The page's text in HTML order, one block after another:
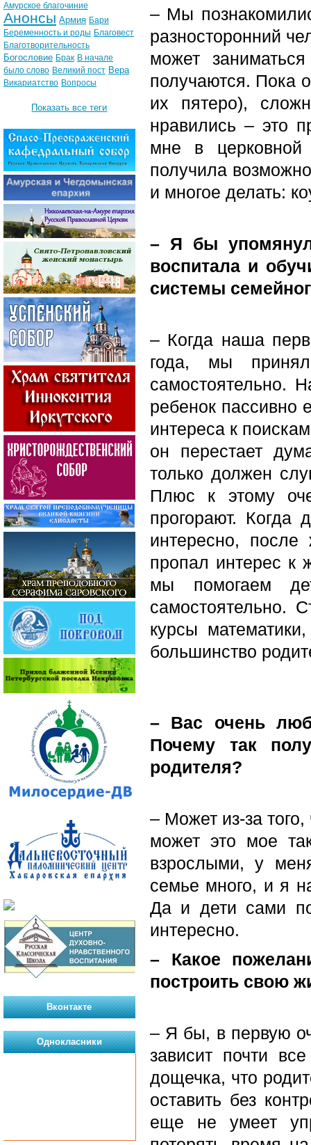
– Мы
разносторонний
может
получаются. Пока
их пятеро),
нравились – это
мне в
получила
и многое делать:
– Я бы
воспитала и
системы
– Когда наша
года, мы
самостоятельно.
ребенок пассивно
интереса к
он перестает
только должен
Плюс к этому
прогорают. Когда
интересно,
пропал интерес к
мы помогаем
самостоятельно.
курсы
большинство
– Вас очень
Почему так
родителя?
– Может из-за
может это мое
взрослыми, у
семье много, и я
Да и дети сами
интересно.
– Какое
построить свою
– Я бы, в первую
зависит почти
дощечка, что
оставить без
еще не умеет
Амурское благочиние
Анонсы Армия Бари
Беременность и роды Благовест
Благотворительность
Богословие Брак В начале
было слово Великий пост Вера
Викариатство Вопросы
Показать все теги
Вконтакте
Однокласники